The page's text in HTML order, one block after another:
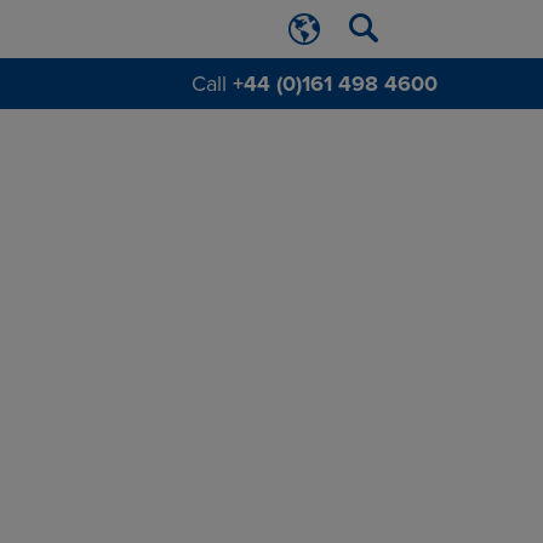
Call +44 (0)161 498 4600